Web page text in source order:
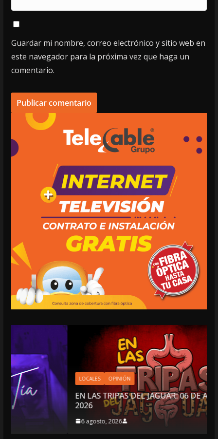
Guardar mi nombre, correo electrónico y sitio web en
este navegador para la próxima vez que haga un
comentario.
LOCALES OPINIÓN
EN LAS TRIPAS DEL JAGUAR: 06 DE AGOSTO DE
2026
6 agosto, 2026